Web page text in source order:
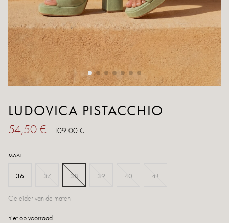
LUDOVICA PISTACCHIO
54,50 € 109,00 €
MAAT
36 37 38 39 40 41
Geleider van de maten
niet op voorraad